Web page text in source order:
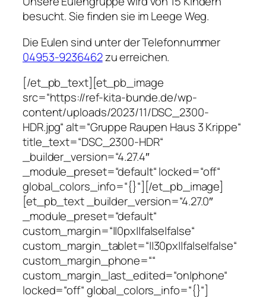
besucht. Sie finden sie im Leege Weg.
Die Eulen sind unter der Telefonnummer
04953-9236462zu erreichen.
[/et_pb_text][et_pb_image
src=“https://ref-kita-bunde.de/wp-
content/uploads/2023/11/DSC_2300-
HDR.jpg“ alt=“Gruppe Raupen Haus 3 Krippe“
title_text=“DSC_2300-HDR“
_builder_version=“4.27.4″
_module_preset=“default“ locked=“off“
global_colors_info=“{}“][/et_pb_image]
[et_pb_text _builder_version=“4.27.0″
_module_preset=“default“
custom_margin=“||0px||false|false“
custom_margin_tablet=“||30px||false|false“
custom_margin_phone=““
custom_margin_last_edited=“on|phone“
locked=“off“ global_colors_info=“{}“]